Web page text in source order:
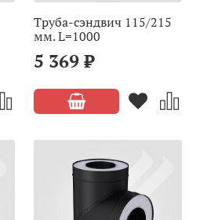
Труба-сэндвич 115/215
мм. L=1000
5 369 ₽